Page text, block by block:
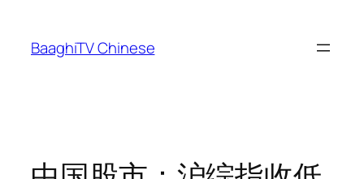
content
BaaghiTV Chinese